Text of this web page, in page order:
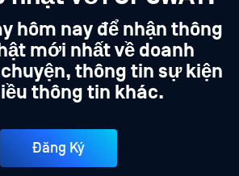
hôm nay để nhận thông
mới nhất về doanh
thông tin sự kiện
thông tin khác.
Đăng Ký